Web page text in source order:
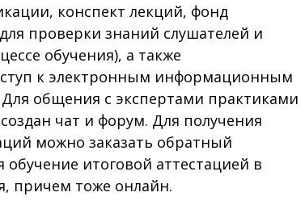
конспект лекций, фонд
проверки знаний слушателей и
обучения), а также
к электронным информационным
общения с экспертами практиками
чат и форум. Для получения
можно заказать обратный
обучение итоговой аттестацией в
причем тоже онлайн.